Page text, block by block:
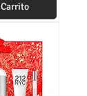
Carrito